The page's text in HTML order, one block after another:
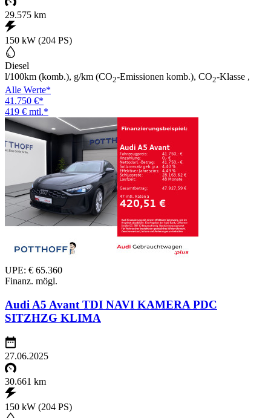
29.575 km
150 kW (204 PS)
Diesel
l/100km (komb.), g/km (CO2-Emissionen komb.), CO2-Klasse ,
Alle Werte*
41.750 €*
419 € mtl.*
UPE: € 65.360
Finanz. mögl.
Audi A5 Avant TDI NAVI KAMERA PDC
SITZHZG KLIMA
27.06.2025
30.661 km
150 kW (204 PS)